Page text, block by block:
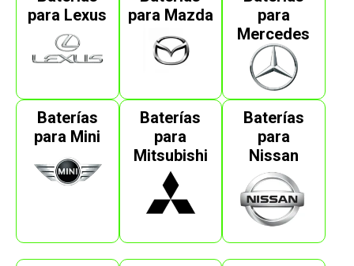
para Lexus
para Mazda
para
Mercedes
Baterías
para Mini
Baterías
para
Mitsubishi
Baterías
para
Nissan